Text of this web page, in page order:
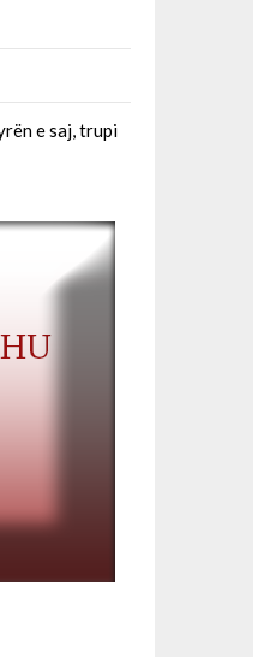
e saj, trupi